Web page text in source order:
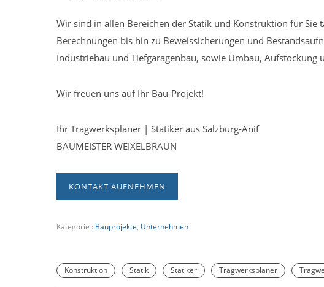
Wir sind in allen Bereichen der Statik und Konstruktion für
Berechnungen bis hin zu Beweissicherungen und
Industriebau und Tiefgaragenbau, sowie Umbau, Aufstockung
Wir freuen uns auf Ihr Bau-Projekt!
Ihr Tragwerksplaner | Statiker aus Salzburg-Anif
BAUMEISTER WEIXELBRAUN
KONTAKT AUFNEHMEN
Kategorie : Bauprojekte, Unternehmen
Konstruktion Statik Statiker Tragwerksplaner